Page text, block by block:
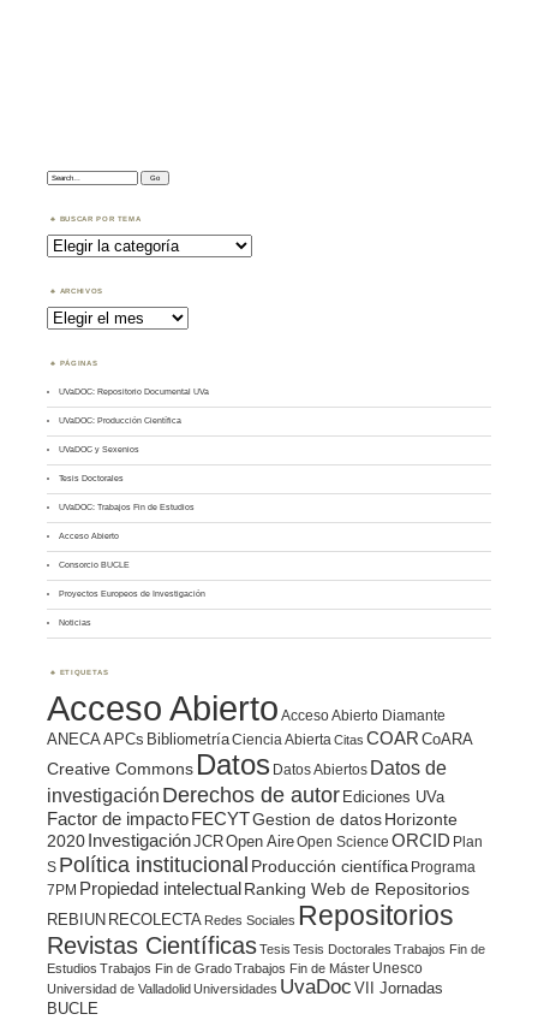
Search:
BUSCAR POR TEMA
Buscar
por
Tema
ARCHIVOS
Archivos
PÁGINAS
UVaDOC: Repositorio Documental UVa
UVaDOC: Producción Científica
UVaDOC y Sexenios
Tesis Doctorales
UVaDOC: Trabajos Fin de Estudios
Acceso Abierto
Consorcio BUCLE
Proyectos Europeos de Investigación
Noticias
ETIQUETAS
Acceso Abierto Acceso Abierto Diamante
ANECAAPCs BibliometríaCiencia Abierta Citas COAR CoARA
Creative Commons Datos Datos Abiertos Datos de
investigación Derechos de autor Ediciones UVa
Factor de impacto FECYTGestion de datosHorizonte
2020 InvestigaciónJCROpen AireOpen Science ORCID Plan
S Política institucional Producción científica Programa
7PM Propiedad intelectualRanking Web de Repositorios
REBIUN RECOLECTA Redes Sociales Repositorios
Revistas CientíficasTesis Tesis Doctorales Trabajos Fin de
Estudios Trabajos Fin de GradoTrabajos Fin de Máster Unesco
Universidad de Valladolid Universidades UvaDoc VII Jornadas
BUCLE